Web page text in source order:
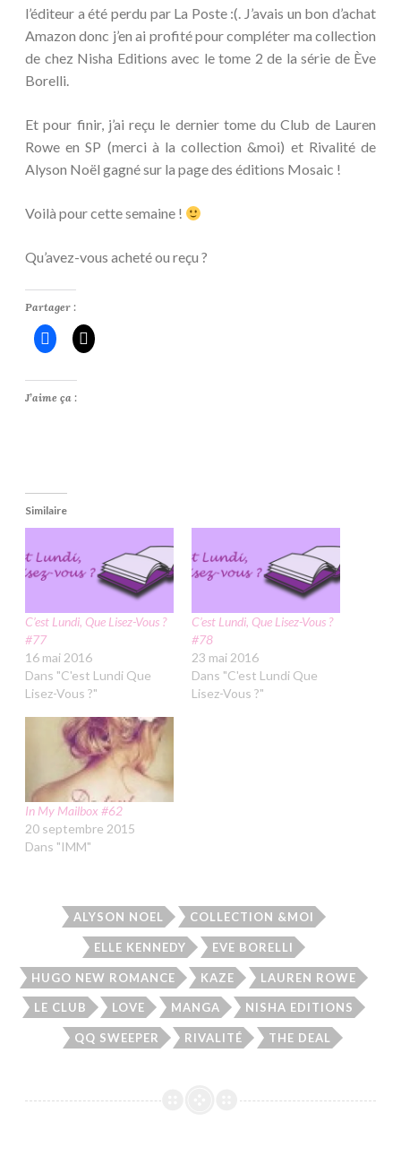
l’éditeur a été perdu par La Poste :(. J’avais un bon d’achat
Amazon donc j’en ai profité pour compléter ma collection
de chez Nisha Editions avec le tome 2 de la série de Ève
Borelli.
Et pour finir, j’ai reçu le dernier tome du Club de Lauren
Rowe en SP (merci à la collection &moi) et Rivalité de
Alyson Noël gagné sur la page des éditions Mosaic !
Voilà pour cette semaine !
Qu’avez-vous acheté ou reçu ?
Partager :
J’aime ça :
Similaire
C’est Lundi, Que Lisez-Vous ?
#77
16 mai 2016
Dans "C'est Lundi Que
Lisez-Vous ?"
C’est Lundi, Que Lisez-Vous ?
#78
23 mai 2016
Dans "C'est Lundi Que
Lisez-Vous ?"
In My Mailbox #62
20 septembre 2015
Dans "IMM"
ALYSON NOEL COLLECTION &MOI
ELLE KENNEDY EVE BORELLI
HUGO NEW ROMANCE KAZE LAUREN ROWE
LE CLUB LOVE MANGA NISHA EDITIONS
QQ SWEEPER RIVALITÉ THE DEAL